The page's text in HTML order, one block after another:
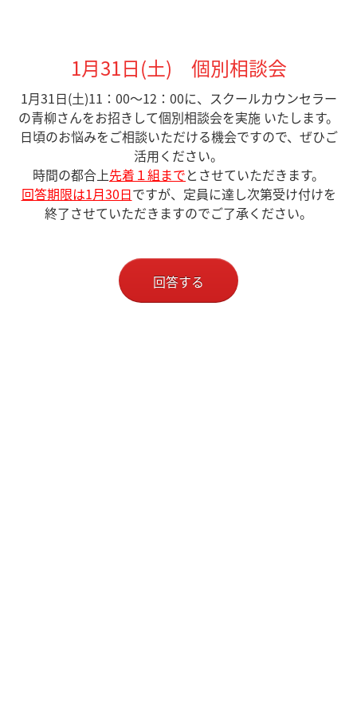
1月31日(土) 個別相談会
1月31日(土)11：00～12：00に、スクールカウンセラー
の青柳さんをお招きして個別相談会を実施 いたします。
日頃のお悩みをご相談いただける機会ですので、ぜひご
活用ください。
時間の都合上先着１組までとさせていただきます。
回答期限は1月30日ですが、定員に達し次第受け付けを
終了させていただきますのでご了承ください。
回答する